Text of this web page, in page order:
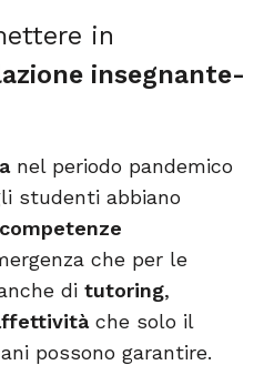
in
insegnante-
nel periodo pandemico
studenti abbiano
che per le
di tutoring,
che solo il
possono garantire.